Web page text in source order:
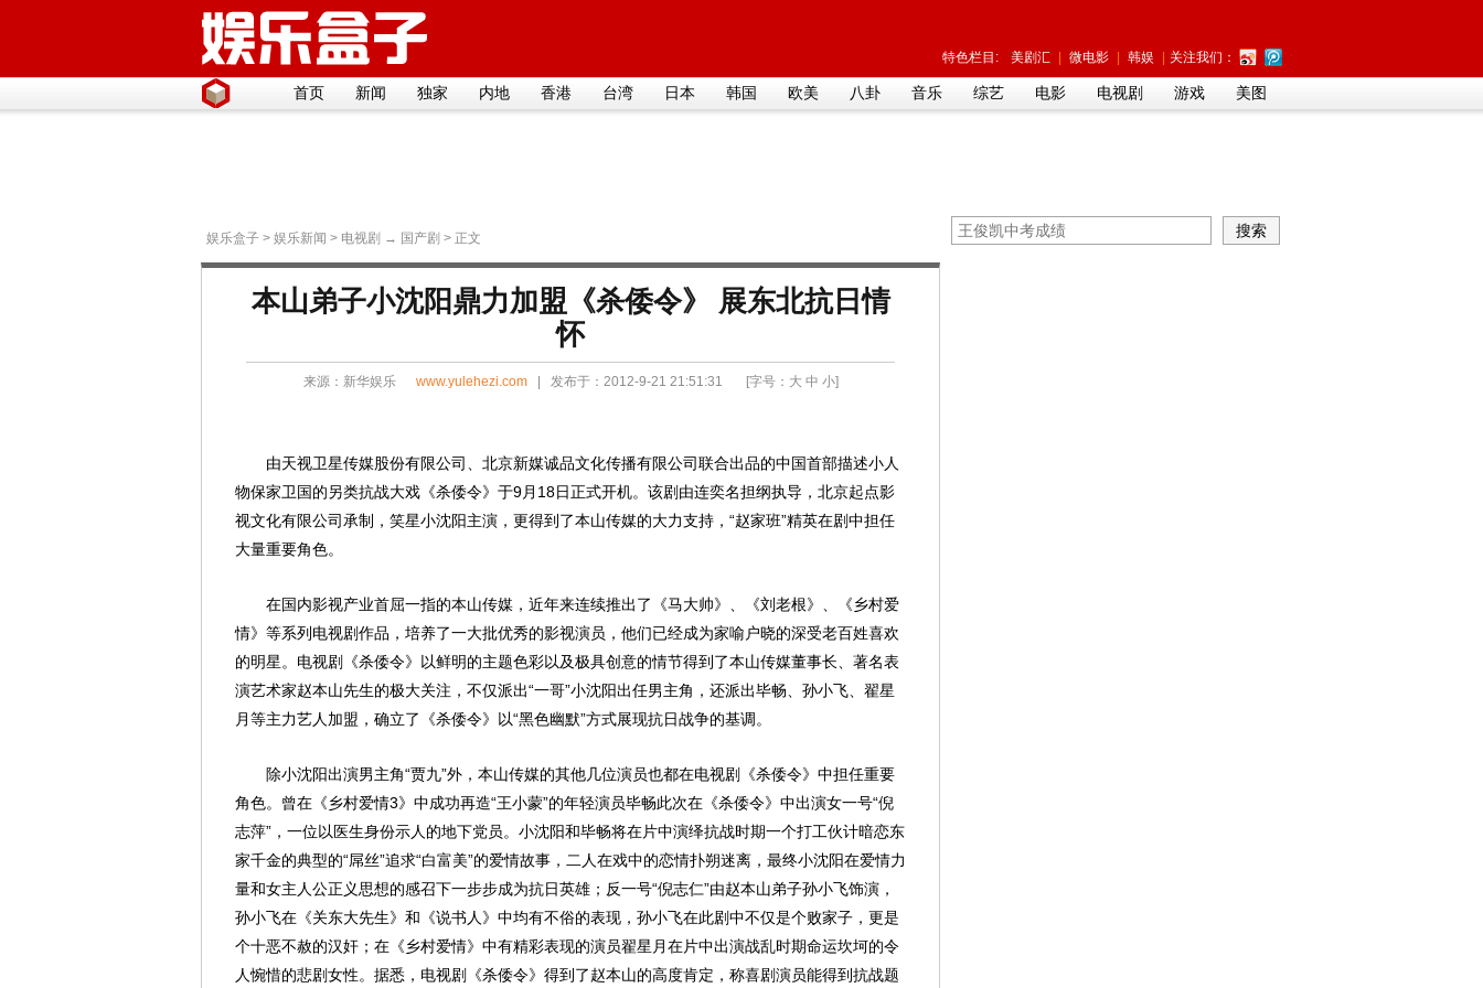
特色栏目: 美剧汇 微电影 韩娱 关注我们：
首页 新闻 独家 内地 香港 台湾 日本 韩国 欧美 八卦 音乐 综艺 电影 电视剧 游戏 美图
娱乐盒子 > 娱乐新闻 > 电视剧 → 国产剧 > 正文
本山弟子小沈阳鼎力加盟《杀倭令》 展东北抗日情
怀
来源： 新华娱乐 www.yulehezi.com| 发布于：2012-9-21 21:51:31 [字号： 大 中 小]
由天视卫星传媒股份有限公司、北京新媒诚品文化传播有限公司联合出品的中国首部描述小人
物保家卫国的另类抗战大戏《杀倭令》于9月18日正式开机。该剧由连奕名担纲执导，北京起点影
视文化有限公司承制，笑星小沈阳主演，更得到了本山传媒的大力支持，“赵家班”精英在剧中担任
大量重要角色。
在国内影视产业首屈一指的本山传媒，近年来连续推出了《马大帅》、《刘老根》、《乡村爱
情》等系列电视剧作品，培养了一大批优秀的影视演员，他们已经成为家喻户晓的深受老百姓喜欢
的明星。电视剧《杀倭令》以鲜明的主题色彩以及极具创意的情节得到了本山传媒董事长、著名表
演艺术家赵本山先生的极大关注，不仅派出“一哥”小沈阳出任男主角，还派出毕畅、孙小飞、翟星
月等主力艺人加盟，确立了《杀倭令》以“黑色幽默”方式展现抗日战争的基调。
除小沈阳出演男主角“贾九”外，本山传媒的其他几位演员也都在电视剧《杀倭令》中担任重要
角色。曾在《乡村爱情3》中成功再造“王小蒙”的年轻演员毕畅此次在《杀倭令》中出演女一号“倪
志萍”，一位以医生身份示人的地下党员。小沈阳和毕畅将在片中演绎抗战时期一个打工伙计暗恋东
家千金的典型的“屌丝”追求“白富美”的爱情故事，二人在戏中的恋情扑朔迷离，最终小沈阳在爱情力
量和女主人公正义思想的感召下一步步成为抗日英雄；反一号“倪志仁”由赵本山弟子孙小飞饰演，
孙小飞在《关东大先生》和《说书人》中均有不俗的表现，孙小飞在此剧中不仅是个败家子，更是
个十恶不赦的汉奸；在《乡村爱情》中有精彩表现的演员翟星月在片中出演战乱时期命运坎坷的令
人惋惜的悲剧女性。据悉，电视剧《杀倭令》得到了赵本山的高度肯定，称喜剧演员能得到抗战题